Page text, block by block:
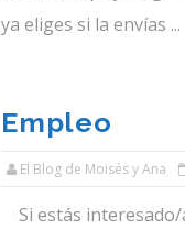
ya eliges si la envías ...
Empleo
Centro
El Blog de Moisés y Ana
Si estás